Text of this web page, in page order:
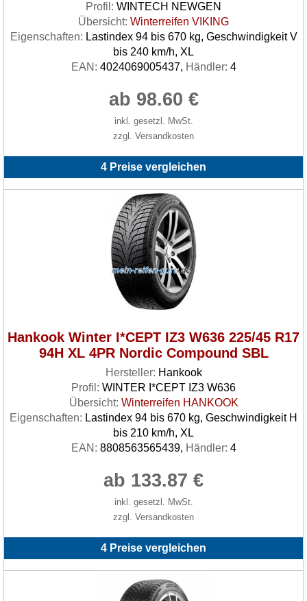
Profil: WINTECH NEWGEN
Übersicht: Winterreifen VIKING
Eigenschaften: Lastindex 94 bis 670 kg, Geschwindigkeit V
bis 240 km/h, XL
EAN: 4024069005437, Händler: 4
ab 98.60 €
inkl. gesetzl. MwSt.
zzgl. Versandkosten
4 Preise vergleichen
Hankook Winter I*CEPT IZ3 W636 225/45 R17
94H XL 4PR Nordic Compound SBL
Hersteller: Hankook
Profil: WINTER I*CEPT IZ3 W636
Übersicht: Winterreifen HANKOOK
Eigenschaften: Lastindex 94 bis 670 kg, Geschwindigkeit H
bis 210 km/h, XL
EAN: 8808563565439, Händler: 4
ab 133.87 €
inkl. gesetzl. MwSt.
zzgl. Versandkosten
4 Preise vergleichen